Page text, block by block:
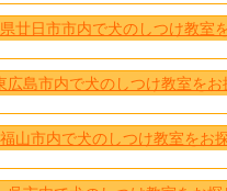
廿日市市内で犬のしつけ教室
広島市内で犬のしつけ教室をお
福山市内で犬のしつけ教室をお